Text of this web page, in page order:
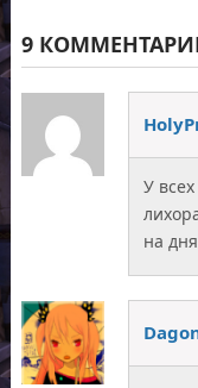
9
У
на